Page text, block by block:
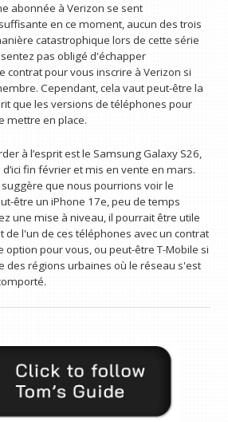
abonnée à Verizon se sent
en ce moment, aucun des trois
catastrophique lors de cette série
pas obligé d'échapper
pour vous inscrire à Verizon si
Cependant, cela vaut peut-être la
que les versions de téléphones pour
mettre en place.
à l’esprit est le Samsung Galaxy S26,
fin février et mis en vente en mars.
que nous pourrions voir le
être un iPhone 17e, peu de temps
une mise à niveau, il pourrait être utile
de l'un de ces téléphones avec un contrat
option pour vous, ou peut-être T-Mobile si
des régions urbaines où le réseau s'est